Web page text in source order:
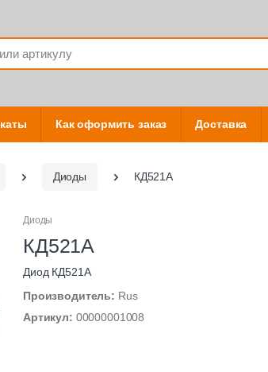
Как оформить заказ Доставка
Диоды КД521А
Диоды
КД521А
Диод КД521А
Производитель: Rus
Артикул: 00000001008